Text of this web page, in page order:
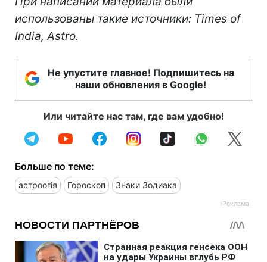
использованы такие источники: Times of
India, Astro.
Не упустите главное! Подпишитесь на
наши обновления в Google!
Или читайте нас там, где вам удобно!
Больше по теме:
астроогія Гороскоп Знаки Зодиака